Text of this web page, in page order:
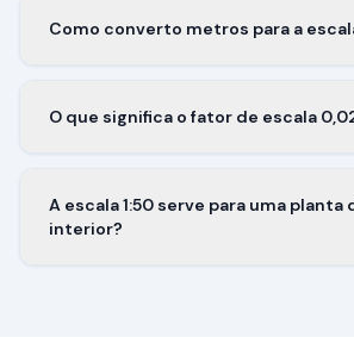
mais detalhe na mesma folha. Usa
edifício numa só folha.
Como converto metros para a
em 10 cm na planta e um quarto de 3
O que significa o fator de escala
obter a medida na planta. Medida real
na planta. O fator é o mesmo em
A escala 1:50 serve para uma planta
interior?